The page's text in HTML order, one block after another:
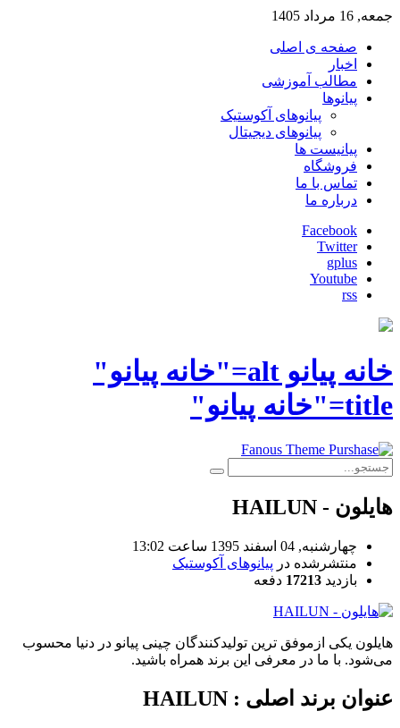
جمعه, 16 مرداد 1405
صفحه ی اصلی
اخبار
مطالب آموزشی
پیانوها
پیانوهای آکوستیک
پیانوهای دیجیتال
پیانیست ها
فروشگاه
تماس با ما
درباره ما
Facebook
Twitter
gplus
Youtube
rss
خانه پیانو alt="خانه پیانو"
title="خانه پیانو"
هایلون - HAILUN
چهارشنبه, 04 اسفند 1395 ساعت 13:02
منتشرشده در پیانوهای آکوستیک
بازدید 17213 دفعه
هایلون یکی ازموفق ترین تولیدکنندگان چینی پیانو در دنیا محسوب
می‌شود. با ما در معرفی این برند همراه باشید.
عنوان برند اصلی : HAILUN